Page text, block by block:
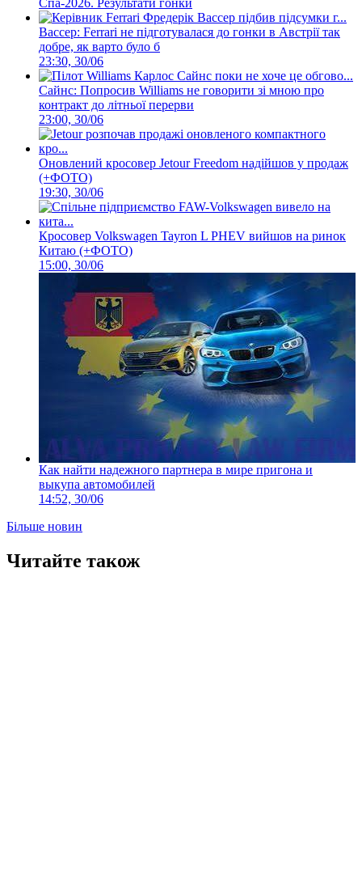
Спа-2026. Результати гонки
Вассер: Ferrari не підготувалася до гонки в Австрії так
добре, як варто було б
23:30, 30/06
Сайнс: Попросив Williams не говорити зі мною про
контракт до літньої перерви
23:00, 30/06
Оновлений кросовер Jetour Freedom надійшов у продаж
(+ФОТО)
19:30, 30/06
Кросовер Volkswagen Tayron L PHEV вийшов на ринок
Китаю (+ФОТО)
15:00, 30/06
Как найти надежного партнера в мире пригона и
выкупа автомобилей
14:52, 30/06
Більше новин
Читайте також